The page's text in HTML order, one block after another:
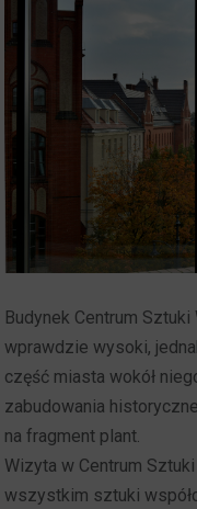
Budynek Centrum
wprawdzie wysoki,
część miasta wokół
zabudowania
na fragment plant.
Wizyta w Centrum
wszystkim sztuki